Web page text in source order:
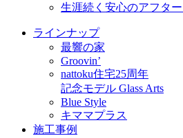
生涯続く安心のアフタ
ラインナップ
最響の家
Groovin’
nattoku住宅25周年
記念モデル Glass Arts
Blue Style
キママプラス
施工事例